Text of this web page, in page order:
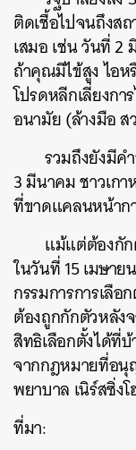
ติดเชื้อไปจนถึงส
เสมอ เช่น วันที่ 2
ถ้าคุณมีไข้สูง ไอ
โปรดหลีกเลี่ยงก
อนามัย (ล้างมือ
รวมถึงยังมีค
3 มีนาคม ชาวเก
ที่ขาดแคลนหน้าก
แม้แต่ต้องกัก
ในวันที่ 15 เมษา
กรรมการการเลื
ต้องถูกกักตัวหลัง
สิทธิเลือกตั้งได้ที่
จากกฎหมายที่อนุ
พยาบาล เนิร์สซิ่ง
ที่มา: